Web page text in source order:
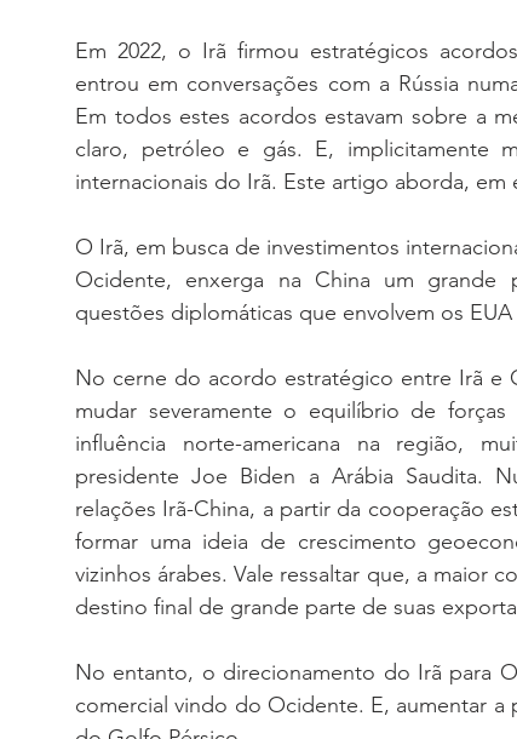
Em 2022, o Irã firmou estratégicos
entrou em conversações com a Rússia
Em todos estes acordos estavam sobre a
claro, petróleo e gás. E, implicitamente
internacionais do Irã. Este artigo aborda, em
O Irã, em busca de investimentos
Ocidente, enxerga na China um
questões diplomáticas que envolvem os
No cerne do acordo estratégico entre Irã e
mudar severamente o equilíbrio de
influência norte-americana na região,
presidente Joe Biden a Arábia Saudita.
relações Irã-China, a partir da cooperação
formar uma ideia de crescimento
vizinhos árabes. Vale ressaltar que, a maior
destino final de grande parte de suas
No entanto, o direcionamento do Irã para
comercial vindo do Ocidente. E, aumentar